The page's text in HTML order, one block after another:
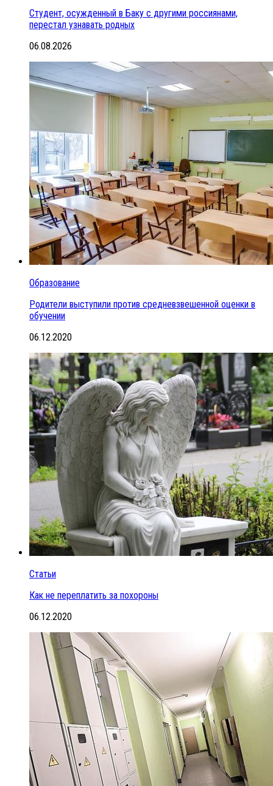
Студент, осужденный в Баку с другими россиянами,
перестал узнавать родных
06.08.2026
Образование
Родители выступили против средневзвешенной оценки в
обучении
06.12.2020
Статьи
Как не переплатить за похороны
06.12.2020